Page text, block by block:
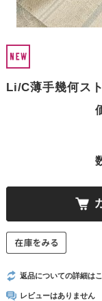
Li/C薄手幾何ス
返品についての詳細は
レビューはありません